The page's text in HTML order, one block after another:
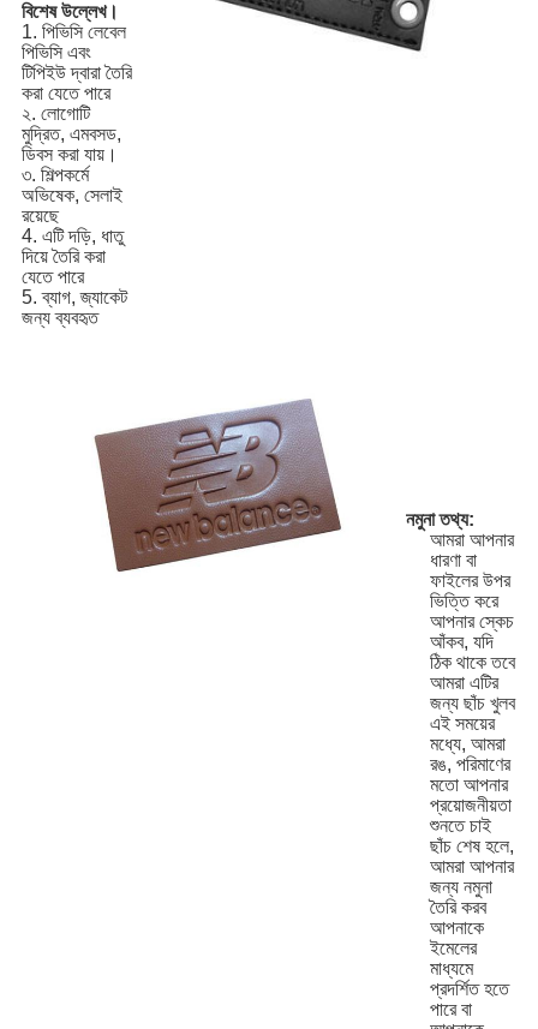
বিশেষ উল্লেখ।
1. পিভিসি লেবেল
পিভিসি এবং
টিপিইউ দ্বারা তৈরি
করা যেতে পারে
২. লোগোটি
মুদ্রিত, এমবসড,
ডিবস করা যায়।
৩. শিল্পকর্মে
অভিষেক, সেলাই
রয়েছে
4. এটি দড়ি, ধাতু
দিয়ে তৈরি করা
যেতে পারে
5. ব্যাগ, জ্যাকেট
জন্য ব্যবহৃত
নমুনা তথ্য:
আমরা আপনার
ধারণা বা
ফাইলের উপর
ভিত্তি করে
আপনার স্কেচ
আঁকব, যদি
ঠিক থাকে তবে
আমরা এটির
জন্য ছাঁচ খুলব
এই সময়ের
মধ্যে, আমরা
রঙ, পরিমাণের
মতো আপনার
প্রয়োজনীয়তা
শুনতে চাই
ছাঁচ শেষ হলে,
আমরা আপনার
জন্য নমুনা
তৈরি করব
আপনাকে
ইমেলের
মাধ্যমে
প্রদর্শিত হতে
পারে বা